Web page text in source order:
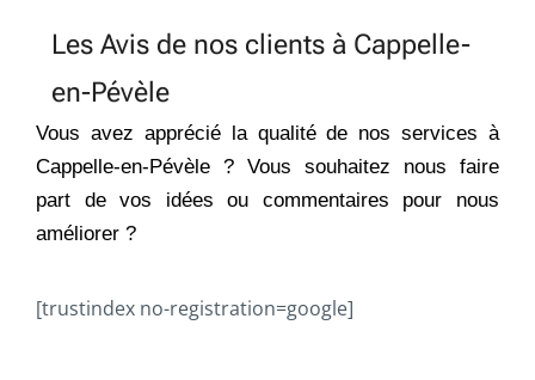
Les Avis de nos clients à Cappelle-
en-Pévèle
Vous avez apprécié la qualité de nos services à
Cappelle-en-Pévèle ? Vous souhaitez nous faire
part de vos idées ou commentaires pour nous
améliorer ?
[trustindex no-registration=google]